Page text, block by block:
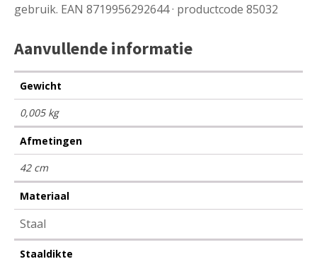
gebruik. EAN 8719956292644 · productcode 85032
Aanvullende informatie
Gewicht
0,005 kg
Afmetingen
42 cm
Materiaal
Staal
Staaldikte